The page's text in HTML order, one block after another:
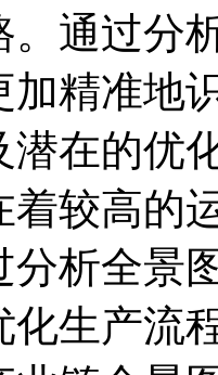
。通过分
加精准地
潜在的优
着较高的
分析全景
化生产流